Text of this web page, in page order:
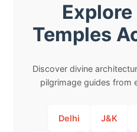
Temples
Discover divine
pilgrimage guides from
Delhi J&K